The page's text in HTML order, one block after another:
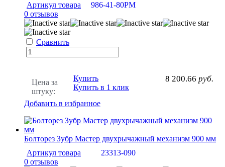
Артикул товара
986-41-80РМ
0 отзывов
Сравнить
Цена за
штуку:
8 200.66 руб.
Купить
Купить в 1 клик
Добавить в избранное
Болторез Зубр Мастер двухрычажный механизм 900 мм
Артикул товара
23313-090
0 отзывов